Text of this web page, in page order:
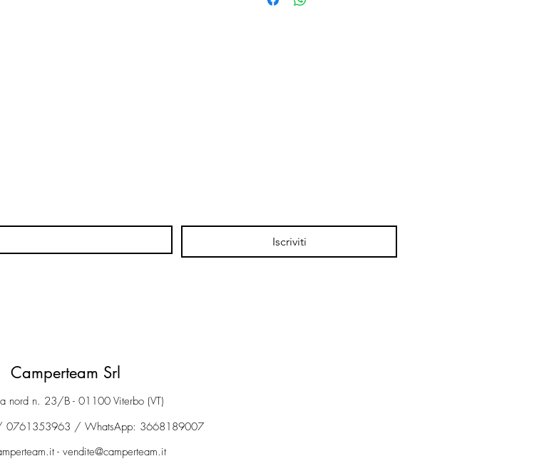
Iscriviti
Camperteam Srl
nord n. 23/B - 01100 Viterbo (VT)
/ WhatsApp: 3668189007
- vendite@camperteam.it